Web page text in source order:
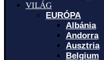
VILÁG
EURÓPA
Albánia
Andorra
Ausztria
Belgium